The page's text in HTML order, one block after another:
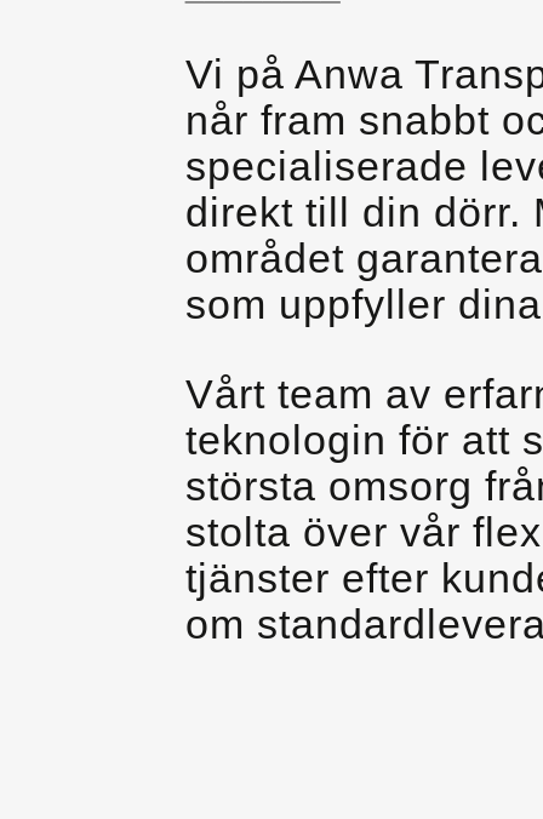
Vi på Anwa
når fram snabbt
specialiserade
direkt till din dörr.
området
som uppfyller
Vårt team av
teknologin för att
största omsorg
stolta över vår
tjänster efter
om